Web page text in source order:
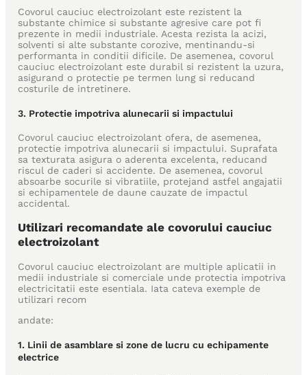
Covorul cauciuc electroizolant este rezistent la
substante chimice si substante agresive care pot fi
prezente in medii industriale. Acesta rezista la acizi,
solventi si alte substante corozive, mentinandu-si
performanta in conditii dificile. De asemenea, covorul
cauciuc electroizolant este durabil si rezistent la uzura,
asigurand o protectie pe termen lung si reducand
costurile de intretinere.
3. Protectie impotriva alunecarii si impactului
Covorul cauciuc electroizolant ofera, de asemenea,
protectie impotriva alunecarii si impactului. Suprafata
sa texturata asigura o aderenta excelenta, reducand
riscul de caderi si accidente. De asemenea, covorul
absoarbe socurile si vibratiile, protejand astfel angajatii
si echipamentele de daune cauzate de impactul
accidental.
Utilizari recomandate ale covorului cauciuc
electroizolant
Covorul cauciuc electroizolant are multiple aplicatii in
medii industriale si comerciale unde protectia impotriva
electricitatii este esentiala. Iata cateva exemple de
utilizari recom
andate:
1. Linii de asamblare si zone de lucru cu echipamente
electrice